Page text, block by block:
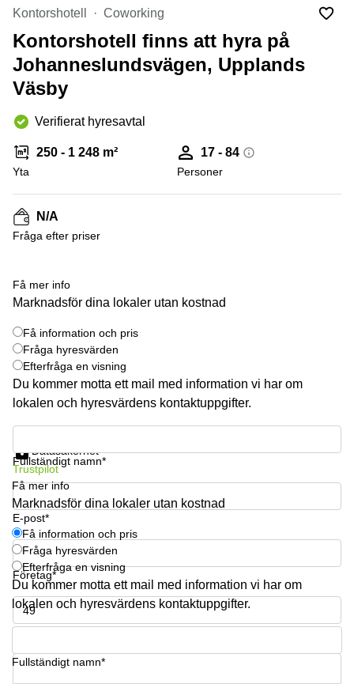
Virtuellt
Sollentuna
Vasastan
Östermalm
Kontor
Malmö
Kontorshotell
Huddinge
Lediga
Hisingen
lokaler
Hägersten
Kontorshotell Coworking
Kontorshotell finns att hyra på
Johanneslundsvägen, Upplands
Väsby
Verifierat hyresavtal
250 - 1 248 m²
Yta
17 - 84
Personer
N/A
Fråga efter priser
Få mer info
Marknadsför dina lokaler utan kostnad
Få information och pris
Fråga hyresvärden
Efterfråga en visning
Du kommer motta ett mail med information vi har om
lokalen och hyresvärdens kontaktuppgifter.
Fullständigt namn*
E-post*
Företag*
Telefonnummer*
Datasäkerhet
Trustpilot
Få mer info
Marknadsför dina lokaler utan kostnad
Få information och pris
Fråga hyresvärden
Efterfråga en visning
Du kommer motta ett mail med information vi har om
lokalen och hyresvärdens kontaktuppgifter.
Fullständigt namn*